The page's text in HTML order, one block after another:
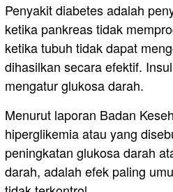
Penyakit diabetes adalah
ketika pankreas tidak
ketika tubuh tidak dapat
dihasilkan secara efektif.
mengatur glukosa darah.
Menurut laporan Badan
hiperglikemia atau yang
peningkatan glukosa darah
darah, adalah efek paling